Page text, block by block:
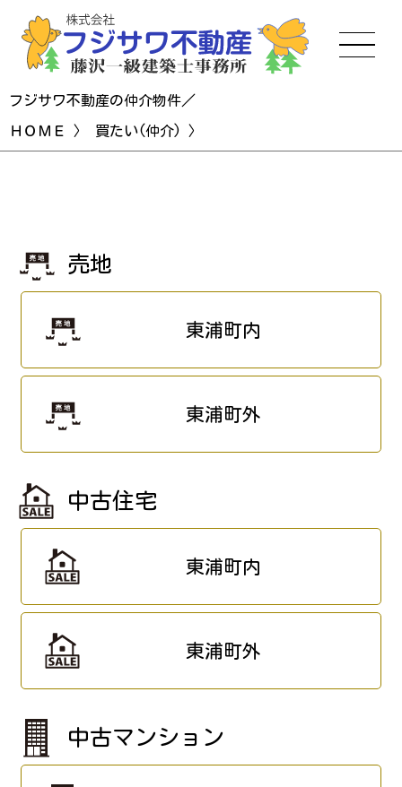
フジサワ不動産の仲介物件／
ＨＯＭＥ 〉 買たい(仲介) 〉
売地
東浦町内
東浦町外
中古住宅
東浦町内
東浦町外
中古マンション